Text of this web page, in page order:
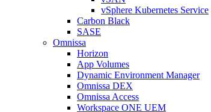
vSphere Kubernetes Service
Carbon Black
SASE
Omnissa
Horizon
App Volumes
Dynamic Environment Manager
Omnissa DEX
Omnissa Access
Workspace ONE UEM